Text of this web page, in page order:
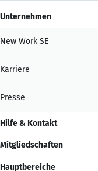
Unternehmen
New Work SE
Karriere
Presse
Hilfe & Kontakt
Mitgliedschaften
Hauptbereiche